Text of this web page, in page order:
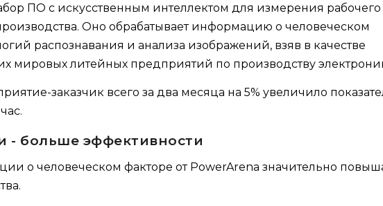
ПО с искусственным интеллектом для измерения рабочего
Оно обрабатывает информацию о человеческом
распознавания и анализа изображений, взяв в качестве
мировых литейных предприятий по производству
заказчик всего за два месяца на 5% увеличило
больше эффективности
о человеческом факторе от PowerArena значительно